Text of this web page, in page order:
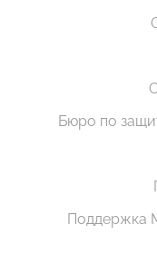
Бюро по
Поддержка